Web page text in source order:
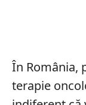
În România,
terapie